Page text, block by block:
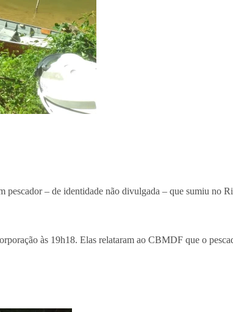
pescador – de identidade não divulgada – que sumiu no
às 19h18. Elas relataram ao CBMDF que o